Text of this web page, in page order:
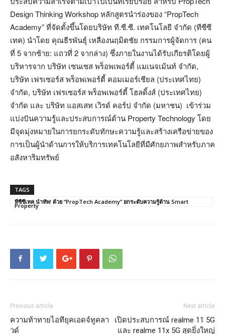
Design Thinking Workshop หลักสูตรนำร่องของ “PropTech
Academy” ที่จัดตั้งขึ้นโดยบริษัท ที.ซี.ซี. เทคโนโลยี จำกัด (ทีซีซี
เทค) นำโดย คุณธีรพันธุ์ เหลืองนฤมิตชัย กรรมการผู้จัดการ (คน
ที่ 5 จากซ้าย: แถวที่ 2 จากล่าง) ซึ่งภายในงานได้รับเกียรติโดยผู้
บริหารจาก บริษัท เซนเซส พร็อพเพอร์ตี้ แมเนจเม้นท์ จำกัด,
บริษัท เฟรเซอร์ส พร็อพเพอร์ตี้ คอมเมอร์เชียล (ประเทศไทย)
จำกัด, บริษัท เฟรเซอร์ส พร็อพเพอร์ตี้ โฮลดิ้งส์ (ประเทศไทย)
จำกัด และ บริษัท แอสเสท เวิรด์ คอร์ป จำกัด (มหาชน) เข้าร่วม
แบ่งปันความรู้และประสบการณ์ด้าน Property Technology โดย
มีจุดมุ่งหมายในการยกระดับทักษะความรู้และสร้างเครือข่ายของ
การเป็นผู้นำด้านการให้บริการเทคโนโลยีที่มีศักยภาพสำหรับภาค
อสังหาริมทรัพย์
TAGS
ทีซีซีเทค นำทัพ! ด้วย “PropTech Academy” ยกระดับความรู้ด้าน Smart
Property
Previous article
ความท้าทายไอทียุคเอดจ์ทูคลา
วด์
Next article
เปิดประสบการณ์ realme 11 5G
และ realme 11x 5G สุดยิ่งใหญ่